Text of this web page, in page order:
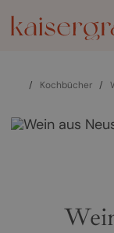
/ Kochbücher /